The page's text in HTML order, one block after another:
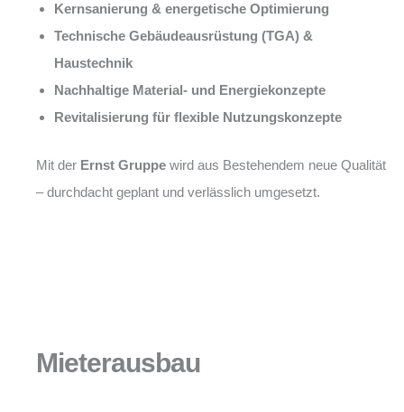
Kernsanierung & energetische Optimierung
Technische Gebäudeausrüstung (TGA) &
Haustechnik
Nachhaltige Material- und Energiekonzepte
Revitalisierung für flexible Nutzungskonzepte
Mit der Ernst Gruppe wird aus Bestehendem neue Qualität
– durchdacht geplant und verlässlich umgesetzt.
Mieterausbau